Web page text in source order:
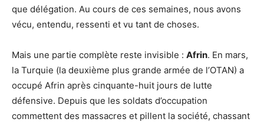
que délégation. Au cours de ces semaines, nous avons
vécu, entendu, ressenti et vu tant de choses.
Mais une partie complète reste invisible : Afrin. En mars,
la Turquie (la deuxième plus grande armée de l’OTAN) a
occupé Afrin après cinquante-huit jours de lutte
défensive. Depuis que les soldats d’occupation
commettent des massacres et pillent la société, chassant